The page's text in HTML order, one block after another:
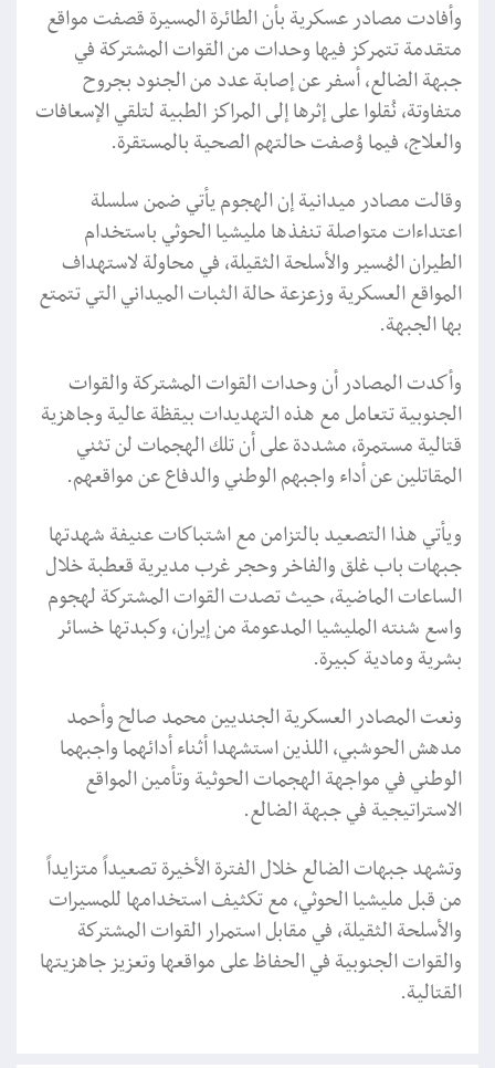
وأفادت مصادر عسكرية بأن الطائرة المسيرة قصفت مواقع
متقدمة تتمركز فيها وحدات من القوات المشتركة في
جبهة الضالع، أسفر عن إصابة عدد من الجنود بجروح
متفاوتة، نُقلوا على إثرها إلى المراكز الطبية لتلقي الإسعافات
والعلاج، فيما وُصفت حالتهم الصحية بالمستقرة.
وقالت مصادر ميدانية إن الهجوم يأتي ضمن سلسلة
اعتداءات متواصلة تنفذها مليشيا الحوثي باستخدام
الطيران المُسير والأسلحة الثقيلة، في محاولة لاستهداف
المواقع العسكرية وزعزعة حالة الثبات الميداني التي تتمتع
بها الجبهة.
وأكدت المصادر أن وحدات القوات المشتركة والقوات
الجنوبية تتعامل مع هذه التهديدات بيقظة عالية وجاهزية
قتالية مستمرة، مشددة على أن تلك الهجمات لن تثني
المقاتلين عن أداء واجبهم الوطني والدفاع عن مواقعهم.
ويأتي هذا التصعيد بالتزامن مع اشتباكات عنيفة شهدتها
جبهات باب غلق والفاخر وحجر غرب مديرية قعطبة خلال
الساعات الماضية، حيث تصدت القوات المشتركة لهجوم
واسع شنته المليشيا المدعومة من إيران، وكبدتها خسائر
بشرية ومادية كبيرة.
ونعت المصادر العسكرية الجنديين محمد صالح وأحمد
مدهش الحوشبي، اللذين استشهدا أثناء أدائهما واجبهما
الوطني في مواجهة الهجمات الحوثية وتأمين المواقع
الاستراتيجية في جبهة الضالع.
وتشهد جبهات الضالع خلال الفترة الأخيرة تصعيداً متزايداً
من قبل مليشيا الحوثي، مع تكثيف استخدامها للمسيرات
والأسلحة الثقيلة، في مقابل استمرار القوات المشتركة
والقوات الجنوبية في الحفاظ على مواقعها وتعزيز جاهزيتها
القتالية.